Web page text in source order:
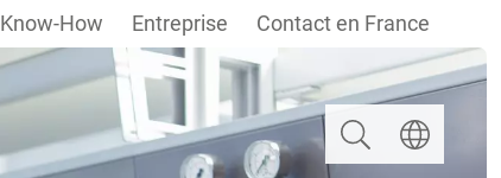
Know-How Entreprise Contact en France
RechercherSelect